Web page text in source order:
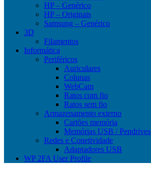
HP – Genérico
HP – Originais
Samsung – Genérico
3D
Filamentos
Informática
Periféricos
Auriculares
Colunas
WebCam
Ratos com fio
Ratos sem fio
Armazenamento externo
Cartões memória
Memórias USB / Pendrives
Redes e Conetividade
Adaptadores USB
WP 2FA User Profile